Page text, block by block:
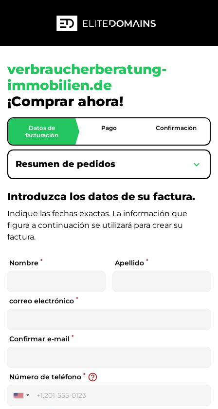
verbraucherberatung-
immobilien.de
¡Comprar ahora!
Datos de
facturación
Pago Confirmación
Resumen de pedidos expand_more
Introduzca los datos de su factura.
Indique las fechas exactas. La información que
figura a continuación se utilizará para crear su
factura.
Nombre * Apellido *
correo electrónico *
Confirmar e-mail *
United
Número de teléfono * help_outline